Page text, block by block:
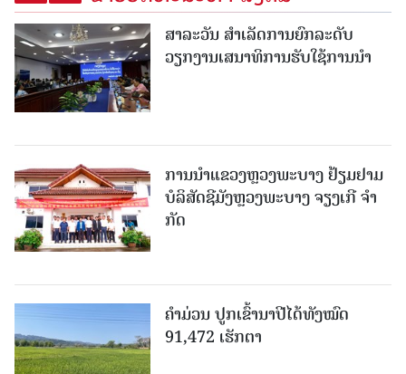
ສາລະວັນ ສໍາເລັດການຍົກລະດັບ
ວຽກງານເສນາທິການຮັບໃຊ້ການນໍາ
ການນຳແຂວງຫຼວງພະບາງ ຢ້ຽມ​ຢາມ
ບໍ​ລິ​ສັດຊີມັງຫຼວງພະບາງ ຈຽງເກີ ຈໍາ
ກັດ
ຄໍາມ່ວນ ປູກເຂົ້ານາປີໄດ້ທັງໝົດ
91,472 ເຮັກຕາ